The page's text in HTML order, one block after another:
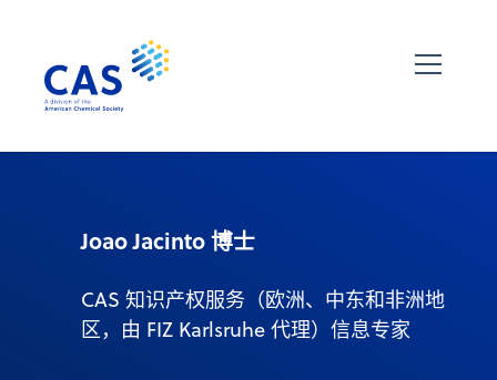
Joao Jacinto 博士
CAS 知识产权服务（欧洲、中东和非洲地
区，由 FIZ Karlsruhe 代理）信息专家